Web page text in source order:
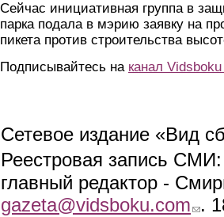
Сейчас инициативная группа в
парка подала в мэрию заявку на
пикета против строительства
Подписывайтесь на канал
Сетевое издание «Вид
Реестровая запись СМИ:
главный редактор -
gazeta@vidsboku.com (link
.